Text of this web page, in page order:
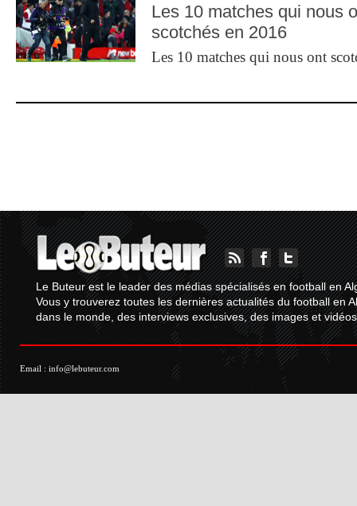
Les 10 matches qui nous
scotchés en 2016
Les 10 matches qui nous ont
Le Buteur est le leader des médias spécialisés en football en
Vous y trouverez toutes les dernières actualités du football en
dans le monde, des interviews exclusives, des images et
Email : info@lebuteur.com